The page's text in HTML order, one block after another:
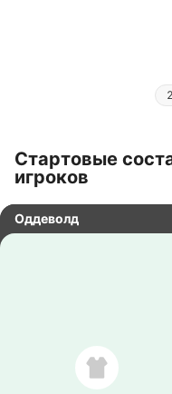
Стартовые
игроков
Оддеволд